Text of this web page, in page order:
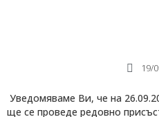
19/
Уведомяваме Ви, че на
ще се проведе редовно